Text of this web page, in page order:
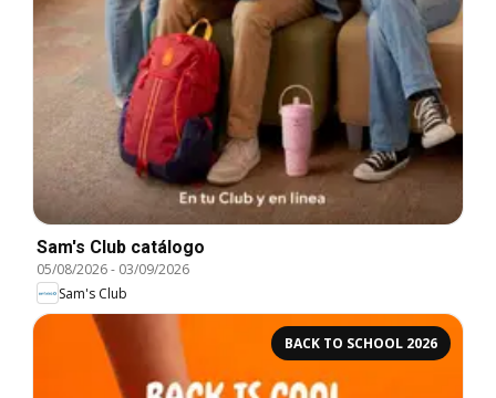
Sam's Club catálogo
05/08/2026- 03/09/2026
Sam's Club
BACK TO SCHOOL 2026